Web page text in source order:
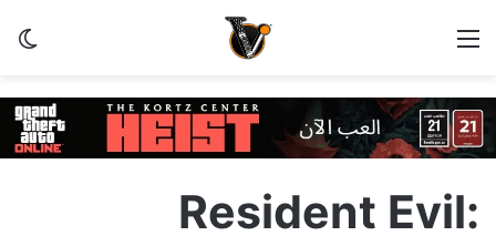
القائمة
Resident Evil: